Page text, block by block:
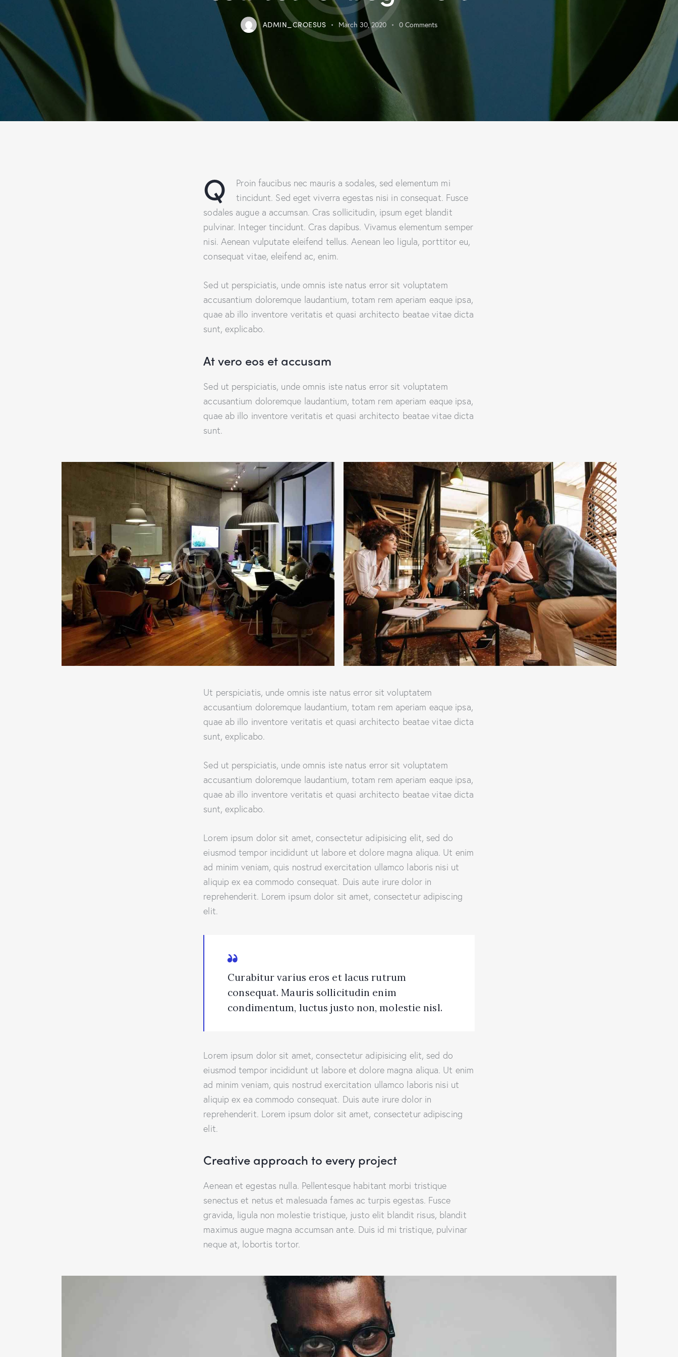
ADMIN_CROESUS March 30, 2020 0 Comments
Q
Proin faucibus nec mauris a sodales, sed elementum mi
tincidunt. Sed eget viverra egestas nisi in consequat. Fusce
sodales augue a accumsan. Cras sollicitudin, ipsum eget blandit
pulvinar. Integer tincidunt. Cras dapibus. Vivamus elementum semper
nisi. Aenean vulputate eleifend tellus. Aenean leo ligula, porttitor eu,
consequat vitae, eleifend ac, enim.
Sed ut perspiciatis, unde omnis iste natus error sit voluptatem
accusantium doloremque laudantium, totam rem aperiam eaque ipsa,
quae ab illo inventore veritatis et quasi architecto beatae vitae dicta
sunt, explicabo.
At vero eos et accusam
Sed ut perspiciatis, unde omnis iste natus error sit voluptatem
accusantium doloremque laudantium, totam rem aperiam eaque ipsa,
quae ab illo inventore veritatis et quasi architecto beatae vitae dicta
sunt.
Ut perspiciatis, unde omnis iste natus error sit voluptatem
accusantium doloremque laudantium, totam rem aperiam eaque ipsa,
quae ab illo inventore veritatis et quasi architecto beatae vitae dicta
sunt, explicabo.
Sed ut perspiciatis, unde omnis iste natus error sit voluptatem
accusantium doloremque laudantium, totam rem aperiam eaque ipsa,
quae ab illo inventore veritatis et quasi architecto beatae vitae dicta
sunt, explicabo.
Lorem ipsum dolor sit amet, consectetur adipisicing elit, sed do
eiusmod tempor incididunt ut labore et dolore magna aliqua. Ut enim
ad minim veniam, quis nostrud exercitation ullamco laboris nisi ut
aliquip ex ea commodo consequat. Duis aute irure dolor in
reprehenderit. Lorem ipsum dolor sit amet, consectetur adipiscing
elit.
Curabitur varius eros et lacus rutrum
consequat. Mauris sollicitudin enim
condimentum, luctus justo non, molestie nisl.
Lorem ipsum dolor sit amet, consectetur adipisicing elit, sed do
eiusmod tempor incididunt ut labore et dolore magna aliqua. Ut enim
ad minim veniam, quis nostrud exercitation ullamco laboris nisi ut
aliquip ex ea commodo consequat. Duis aute irure dolor in
reprehenderit. Lorem ipsum dolor sit amet, consectetur adipiscing
elit.
Creative approach to every project
Aenean et egestas nulla. Pellentesque habitant morbi tristique
senectus et netus et malesuada fames ac turpis egestas. Fusce
gravida, ligula non molestie tristique, justo elit blandit risus, blandit
maximus augue magna accumsan ante. Duis id mi tristique, pulvinar
neque at, lobortis tortor.